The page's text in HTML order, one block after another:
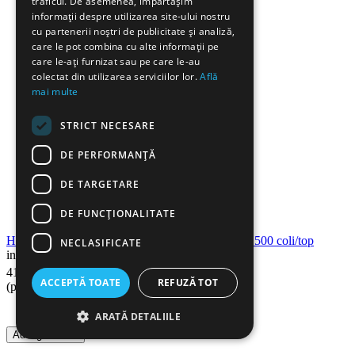
Hartie copiator XEROX Performer A3, 80 g/mp, 500 coli/top
in stoc
41
Lei
(pret cu TVA inclus)
Adauga in cos
informații despre utilizarea site-ului nostru
cu partenerii noștri de publicitate și analiză,
care le pot combina cu alte informații pe
care le-ați furnizat sau pe care le-au
colectat din utilizarea serviciilor lor.Află
mai multe
STRICT NECESARE
DE PERFORMANȚĂ
DE TARGETARE
DE FUNCŢIONALITATE
NECLASIFICATE
ACCEPTĂ TOATE REFUZĂ TOT
ARATĂ DETALIILE